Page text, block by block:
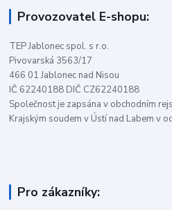
Provozovatel E-shopu:
TEP Jablonec spol. s r.o.
Pivovarská 3563/17
466 01 Jablonec nad Nisou
IČ 62240188 DIČ CZ62240188
Společnost je zapsána v obchodním
Krajským soudem v Ústí nad Labem v
Pro zákazníky: